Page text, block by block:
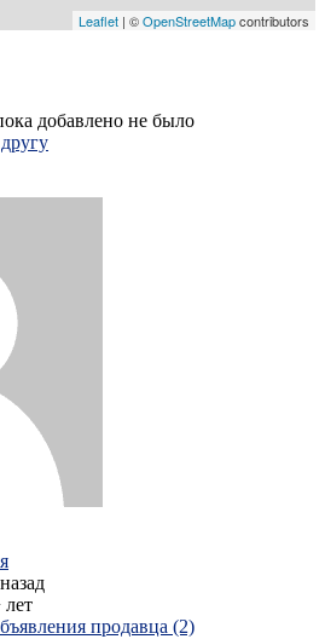
Leaflet | ©OpenStreetMapcontributors
добавлено не было
лет
продавца (2)